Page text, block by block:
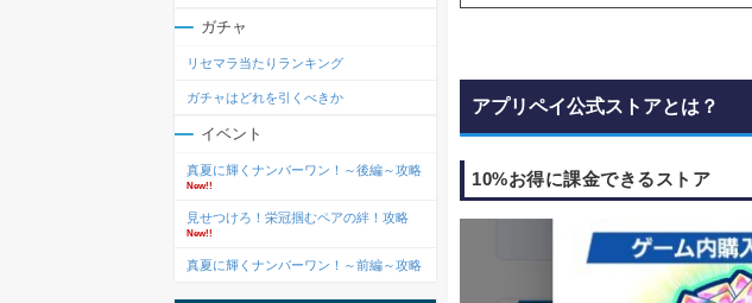
アプリペイ公式ストアとは？
10%お得に課金できるストア
ガチャ
リセマラ当たりランキング
ガチャはどれを引くべきか
イベント
真夏に輝くナンバーワン！～後編～攻略
New!!
見せつけろ！栄冠掴むペアの絆！攻略
New!!
真夏に輝くナンバーワン！～前編～攻略